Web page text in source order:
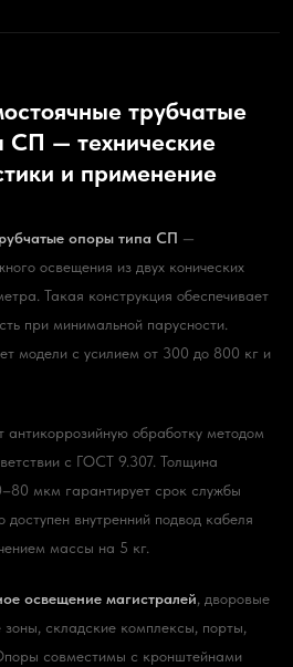
трубчатые
СП — технические
и применение
опоры типа СП —
из двух конических
Такая конструкция обеспечивает
при минимальной парусности.
от 300 до 800 кг и
антикоррозийную обработку методом
с ГОСТ 9.307. Толщина
мкм гарантирует срок службы
массы на 5 кг.
освещение магистралей, дворовые
порты,
совместимы с кронштейнами